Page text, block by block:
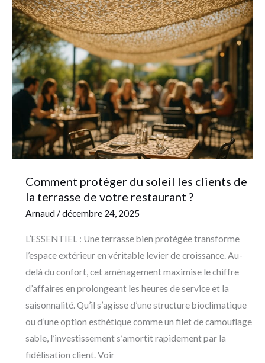
Comment protéger du soleil les clients de
la terrasse de votre restaurant ?
Arnaud /décembre 24, 2025
L’ESSENTIEL : Une terrasse bien protégée transforme
l’espace extérieur en véritable levier de croissance. Au-
delà du confort, cet aménagement maximise le chiffre
d’affaires en prolongeant les heures de service et la
saisonnalité. Qu’il s’agisse d’une structure bioclimatique
ou d’une option esthétique comme un filet de camouflage
sable, l’investissement s’amortit rapidement par la
fidélisation client. Voir
Comment
protéger
du
soleil
les
clients
de
la
terrasse
de
restaurant
?